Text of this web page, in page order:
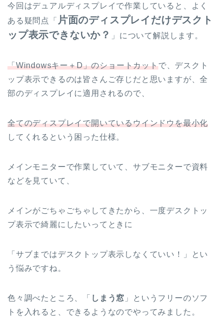
今回はデュアルディスプレイで作業していると、よく
ある疑問点「 片面のディスプレイだけデスクト
ップ表示できないか？
」について解説します。
「Windowsキー＋D」のショートカットで、デスクト
ップ表示できるのは皆さんご存じだと思いますが、全
部のディスプレイに適用されるので、
全てのディスプレイで開いているウインドウを最小化
してくれるという困った仕様。
メインモニターで作業していて、サブモニターで資料
などを見ていて、
メインがごちゃごちゃしてきたから、一度デスクトッ
プ表示で綺麗にしたいってときに
「サブまではデスクトップ表示しなくていい！」とい
う悩みですね。
色々調べたところ、「 しまう窓 」というフリーのソフ
トを入れると、できるようなのでやってみました。